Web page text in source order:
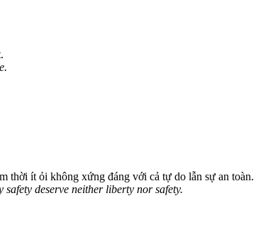
thời ít ỏi không xứng đáng với cả tự do lẫn sự an toàn.
deserve neither liberty nor safety.